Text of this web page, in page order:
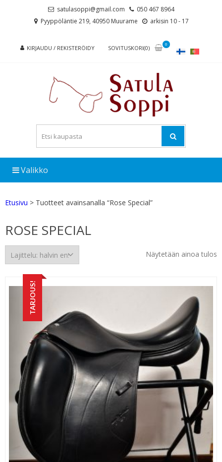
satulasoppi@gmail.com
050 467 8964
Pyyppöläntie 219, 40950 Muurame
arkisin 10 - 17
KIRJAUDU / REKISTERÖIDY SOVITUSKORI(0)
0
Valikko
Etusivu > Tuotteet avainsanalla “Rose Special”
ROSE SPECIAL
Näytetään ainoa tulos
TARJOUS!